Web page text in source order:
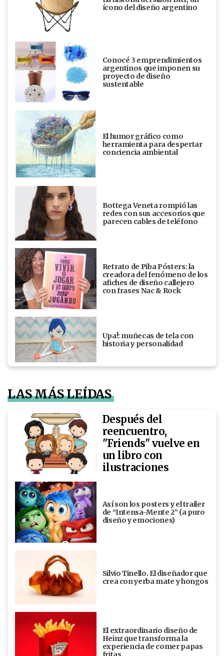
ícono del diseño argentino
Conocé 3 emprendimientos
argentinos que imponen su
proyecto de diseño
sustentable
El humor gráfico como
herramienta para despertar
conciencia ambiental
Bottega Veneta rompió las
redes con sus accesorios que
parecen cables de teléfono
Retrato de Piba Pósters: la
creadora del fenómeno de los
afiches de diseño callejero
con frases Nac & Rock
Upa!: muñecas de tela con
historia y personalidad
LAS MÁS LEÍDAS
Después del
reencuentro,
"Friends" vuelve en
un libro con
ilustraciones
Así son los posters y el trailer
de “Intensa-Mente 2” (a puro
diseño y emociones)
Silvio Tinello. El diseñador que
crea con yerba mate y hongos
El extraordinario diseño de
Heinz que transforma la
experiencia de comer papas